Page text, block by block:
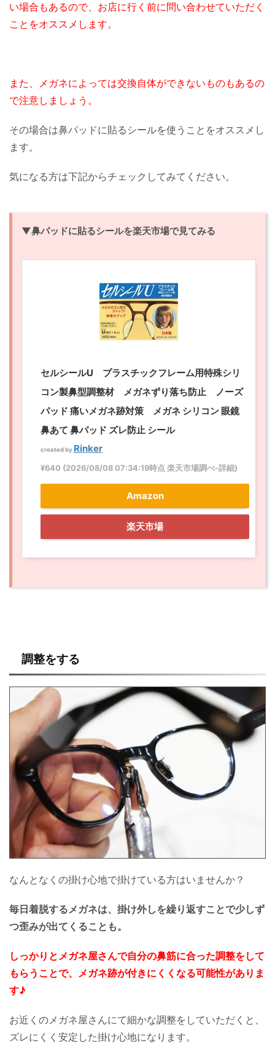
い場合もあるので、お店に行く前に問い合わせていただく
ことをオススメします。
また、メガネによっては交換自体ができないものもあるの
で注意しましょう。
その場合は鼻パッドに貼るシールを使うことをオススメし
ます。
気になる方は下記からチェックしてみてください。
▼鼻パッドに貼るシールを楽天市場で見てみる
セルシールU プラスチックフレーム用特殊シリ
コン製鼻型調整材 メガネずり落ち防止 ノーズ
パッド 痛いメガネ跡対策 メガネ シリコン 眼鏡
鼻あて 鼻パッド ズレ防止 シール
created by Rinker
¥640 (2026/08/08 07:34:19時点 楽天市場調べ-詳細)
Amazon
楽天市場
調整をする
なんとなくの掛け心地で掛けている方はいませんか？
毎日着脱するメガネは、掛け外しを繰り返すことで少しず
つ歪みが出てくることも。
しっかりとメガネ屋さんで自分の鼻筋に合った調整をして
もらうことで、メガネ跡が付きにくくなる可能性がありま
す♪
お近くのメガネ屋さんにて細かな調整をしていただくと、
ズレにくく安定した掛け心地になります。